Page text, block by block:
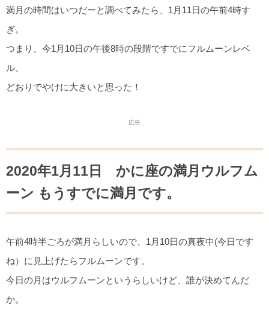
満月の時間はいつだーと調べてみたら、1月11日の午前4時す
ぎ。
つまり、今1月10日の午後8時の段階ですでにフルムーンレベ
ル。
どおりでやけに大きいと思った！
広告
2020年1月11日 かに座の満月ウルフム
ーン もうすでに満月です。
午前4時半ごろが満月らしいので、1月10日の真夜中(今日です
ね）に見上げたらフルムーンです。
今日の月はウルフムーンというらしいけど、誰が決めてんだ
か。